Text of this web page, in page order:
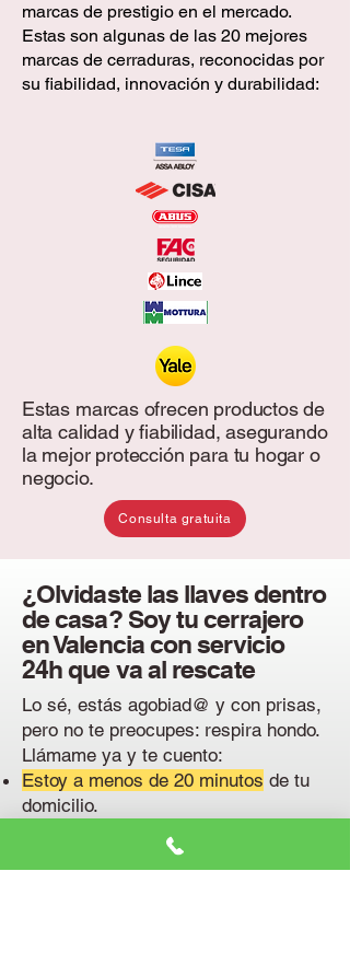
marcas de prestigio en el mercado.
Estas son algunas de las 20 mejores
marcas de cerraduras, reconocidas por
su fiabilidad, innovación y durabilidad:
Estas marcas ofrecen productos de
alta calidad y fiabilidad, asegurando
la mejor protección para tu hogar o
negocio.
Consulta gratuita
¿Olvidaste las llaves dentro
de casa? Soy tu cerrajero
en Valencia con servicio
24h que va al rescate
Lo sé, estás agobiad@ y con prisas,
pero no te preocupes: respira hondo.
Llámame ya y te cuento:
Estoy a menos de 20 minutos de tu
domicilio.
Algirós
ya han confiado en mí para